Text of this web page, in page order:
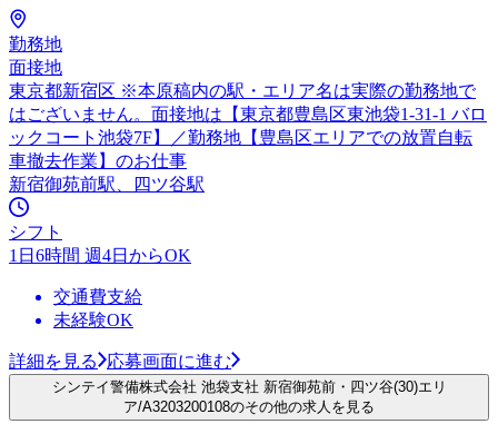
勤務地
面接地
東京都新宿区 ※本原稿内の駅・エリア名は実際の勤務地で
はございません。面接地は【東京都豊島区東池袋1-31-1 バロ
ックコート池袋7F】／勤務地【豊島区エリアでの放置自転
車撤去作業】のお仕事
新宿御苑前駅、四ツ谷駅
シフト
1日6時間 週4日からOK
交通費支給
未経験OK
詳細を見る 応募画面に進む
シンテイ警備株式会社 池袋支社 新宿御苑前・四ツ谷(30)エリ
ア/A3203200108のその他の求人を見る